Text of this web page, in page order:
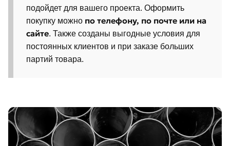
подойдет для вашего проекта. Оформить
покупку можно по телефону, по почте или на
сайте. Также созданы выгодные условия для
постоянных клиентов и при заказе больших
партий товара.